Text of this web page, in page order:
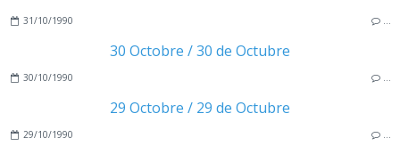
31/10/1990 …
30 Octobre / 30 de Octubre
30/10/1990 …
29 Octobre / 29 de Octubre
29/10/1990 …